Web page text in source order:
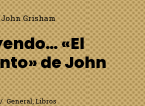
«El
de John
General,Libros